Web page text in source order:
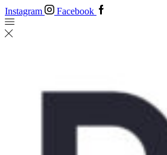
Instagram Facebook